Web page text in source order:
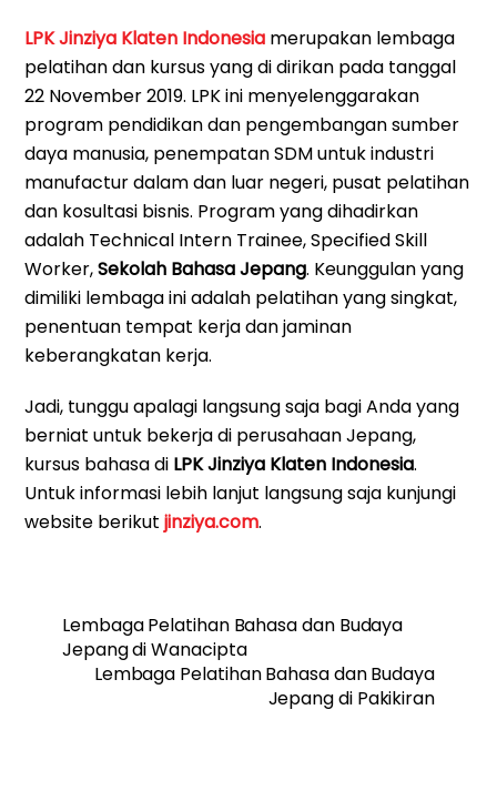
LPK Jinziya Klaten Indonesia merupakan lembaga
pelatihan dan kursus yang di dirikan pada tanggal
22 November 2019. LPK ini menyelenggarakan
program pendidikan dan pengembangan sumber
daya manusia, penempatan SDM untuk industri
manufactur dalam dan luar negeri, pusat pelatihan
dan kosultasi bisnis. Program yang dihadirkan
adalah Technical Intern Trainee, Specified Skill
Worker,Sekolah Bahasa Jepang. Keunggulan yang
dimiliki lembaga ini adalah pelatihan yang singkat,
penentuan tempat kerja dan jaminan
keberangkatan kerja.
Jadi, tunggu apalagi langsung saja bagi Anda yang
berniat untuk bekerja di perusahaan Jepang,
kursus bahasa di LPK Jinziya Klaten Indonesia.
Untuk informasi lebih lanjut langsung saja kunjungi
website berikutjinziya.com.
Lembaga Pelatihan Bahasa dan Budaya
Jepang di Wanacipta
Lembaga Pelatihan Bahasa dan Budaya
Jepang di Pakikiran